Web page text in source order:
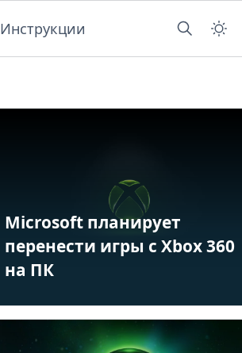
Инструкции
Microsoft планирует
перенести игры с Xbox 360
на ПК